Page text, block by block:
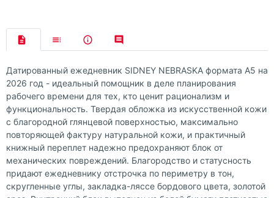
Датированный ежедневник SIDNEY NEBRASKA формата А5 на
2026 год - идеальный помощник в деле планирования
рабочего времени для тех, кто ценит рационализм и
функциональность. Твердая обложка из искусственной кожи
с благородной глянцевой поверхностью, максимально
повторяющей фактуру натуральной кожи, и практичный
книжный переплет надежно предохраняют блок от
механических повреждений. Благородство и статусность
придают ежедневнику отстрочка по периметру в тон,
скругленные углы, закладка-ляссе бордового цвета, золотой